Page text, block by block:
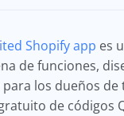
Shopify app es
de funciones,
los dueños de
de códigos